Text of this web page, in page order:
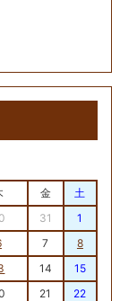
金
土
31
1
7
8
14
15
21
22